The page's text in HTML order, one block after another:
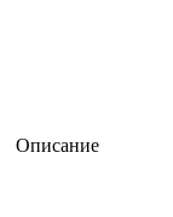
Описание